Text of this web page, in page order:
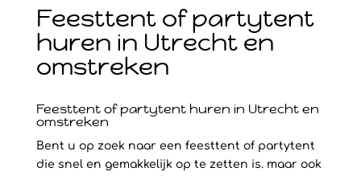
Feesttent of partytent
huren in Utrecht en
omstreken
Feesttent of partytent huren in Utrecht en
omstreken
Bent u op zoek naar een feesttent of partytent
die snel en gemakkelijk op te zetten is. maar ook